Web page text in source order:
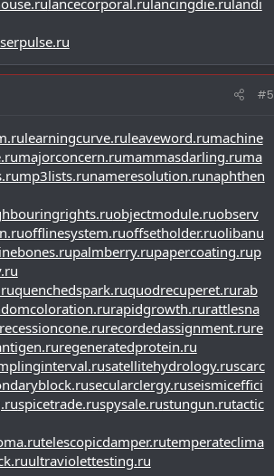
#5
learningcurve.ruleaveword.rumachine
majorconcern.rumammasdarling.ruma
mp3lists.runameresolution.runaphthen
objectmodule.ruobserv
offlinesystem.ruoffsetholder.ruolibanu
palmberry.rupapercoating.rup
quenchedspark.ruquodrecuperet.rurab
rapidgrowth.rurattlesna
recessioncone.rurecordedassignment.rure
regeneratedprotein.ru
satellitehydrology.ruscarc
secularclergy.ruseismiceffici
spicetrade.ruspysale.rustungun.rutactic
telescopicdamper.rutemperateclima
ultraviolettesting.ru